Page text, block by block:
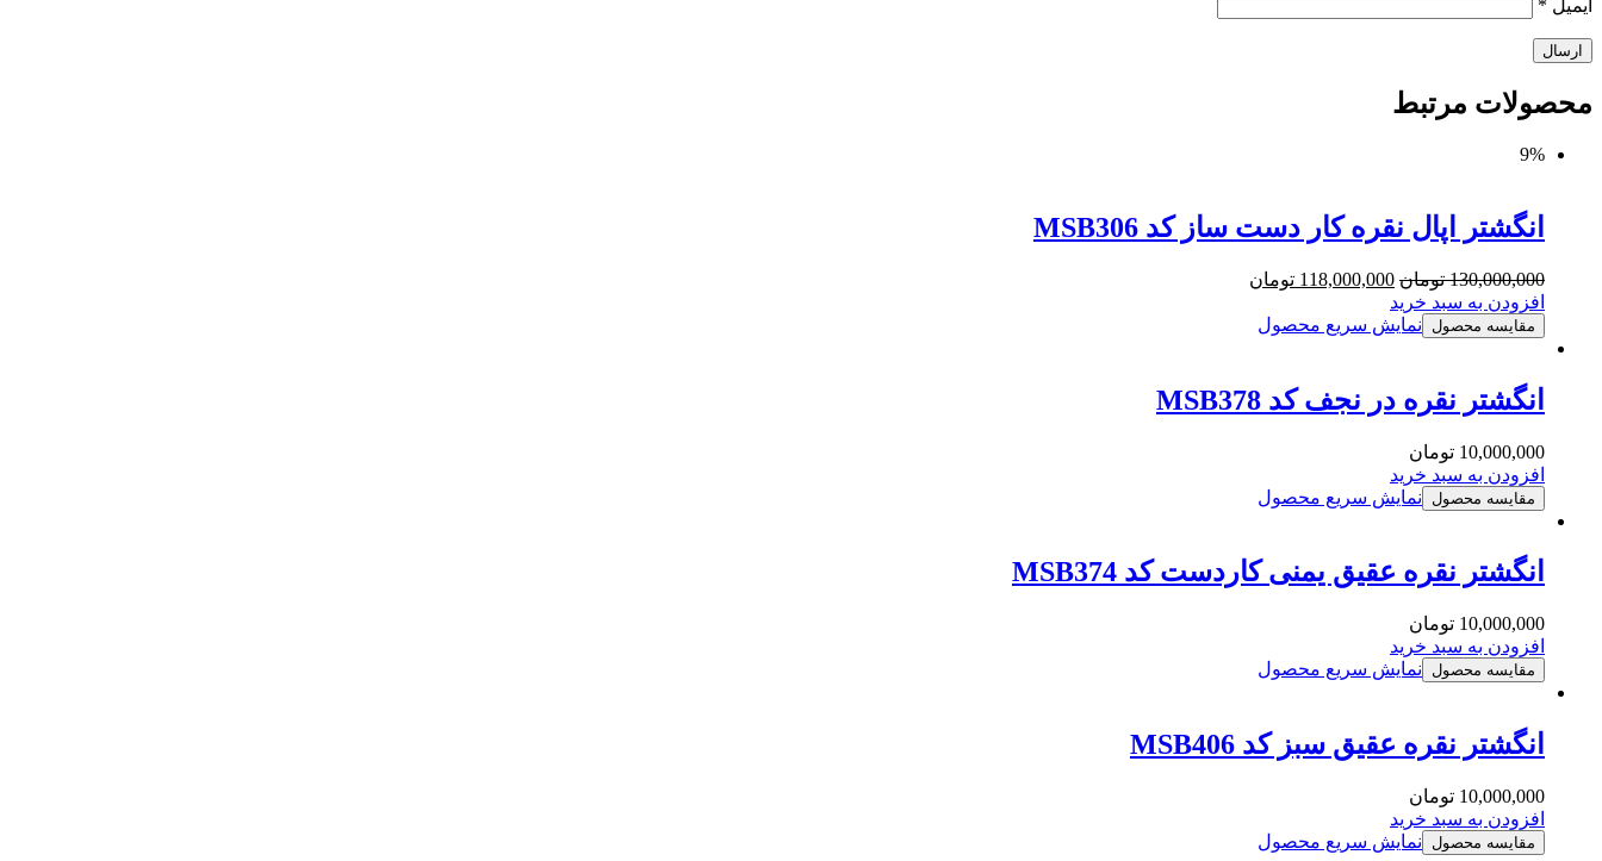
ایمیل *
محصولات مرتبط
9%
انگشتر اپال نقره کار دست ساز کد MSB306
130,000,000 تومان 118,000,000 تومان
افزودن به سبد خرید
مقایسه محصول نمایش سریع محصول
انگشتر نقره در نجف کد MSB378
10,000,000 تومان
افزودن به سبد خرید
مقایسه محصول نمایش سریع محصول
انگشتر نقره عقیق یمنی کاردست کد MSB374
10,000,000 تومان
افزودن به سبد خرید
مقایسه محصول نمایش سریع محصول
انگشتر نقره عقیق سبز کد MSB406
10,000,000 تومان
افزودن به سبد خرید
مقایسه محصول نمایش سریع محصول